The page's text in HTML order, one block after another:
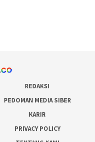
REDAKSI
PEDOMAN MEDIA SIBER
KARIR
PRIVACY POLICY